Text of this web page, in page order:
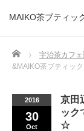
MAIKO茶ブティッ
Home 宇治茶カフ
&MAIKO茶ブティッ
2016
30
Oct
京田
ック
☆